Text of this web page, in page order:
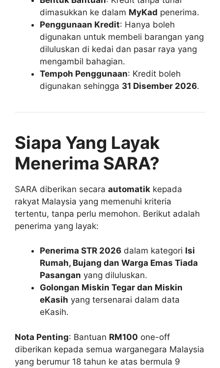
dimasukkan ke dalam MyKad penerima.
Penggunaan Kredit: Hanya boleh
digunakan untuk membeli barangan yang
diluluskan di kedai dan pasar raya yang
mengambil bahagian.
Tempoh Penggunaan: Kredit boleh
digunakan sehingga 31 Disember 2026.
Siapa Yang Layak
Menerima SARA?
SARA diberikan secara automatik kepada
rakyat Malaysia yang memenuhi kriteria
tertentu, tanpa perlu memohon. Berikut adalah
penerima yang layak:
Penerima STR 2026 dalam kategori Isi
Rumah, Bujang dan Warga Emas Tiada
Pasangan yang diluluskan.
Golongan Miskin Tegar dan Miskin
eKasih yang tersenarai dalam data
eKasih.
Nota Penting: Bantuan RM100 one-off
diberikan kepada semua warganegara Malaysia
yang berumur 18 tahun ke atas bermula 9